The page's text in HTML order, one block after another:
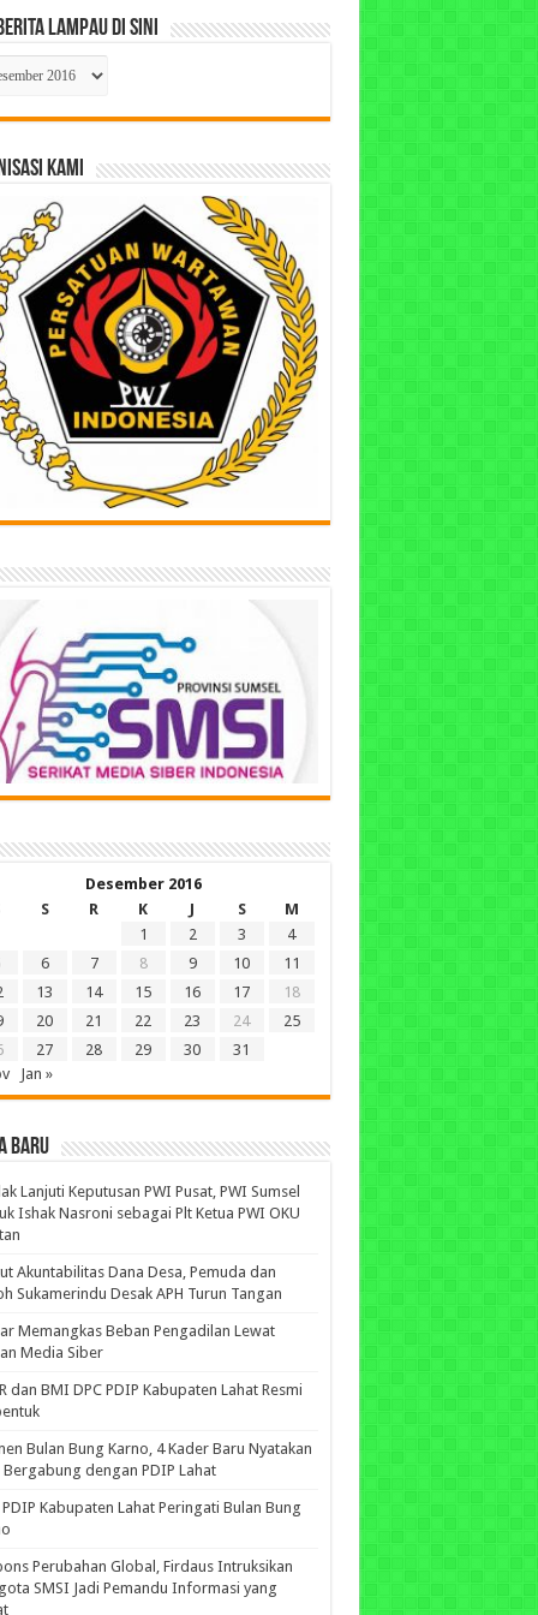
Lampau di Sini
KAMI
Desember 2016
S R K J S
M
1
2 3
4
6 7 8 9 10
11
13 14 15 16 17
18
20 21 22 23 24
25
27 28 29 30
31
Jan »
BARU
Lanjuti Keputusan PWI Pusat, PWI Sumsel
Ishak Nasroni sebagai Plt Ketua PWI OKU
Akuntabilitas Dana Desa, Pemuda dan
Sukamerindu Desak APH Turun Tangan
Memangkas Beban Pengadilan Lewat
Media Siber
dan BMI DPC PDIP Kabupaten Lahat Resmi
Bulan Bung Karno, 4 Kader Baru Nyatakan
Bergabung dengan PDIP Lahat
PDIP Kabupaten Lahat Peringati Bulan Bung
Perubahan Global, Firdaus Intruksikan
SMSI Jadi Pemandu Informasi yang